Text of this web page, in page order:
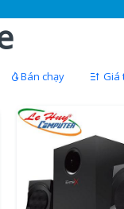
Bán chạy Giá